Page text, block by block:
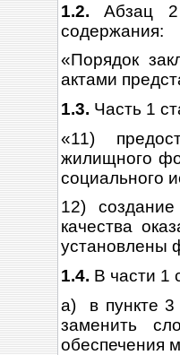
1.2. Абзац 2
содержания:
«Порядок
актами
1.3. Часть 1
«11)
жилищного
социального
12)
качества
установлены
1.4. В части 1
а) в пункте 3
заменить
обеспечения